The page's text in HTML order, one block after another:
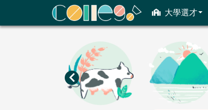
大學選才
ColleGo! 大學選才與高中育才輔助系統